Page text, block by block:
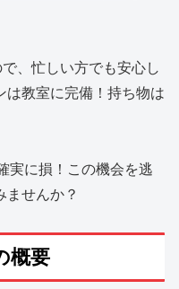
、忙しい方でも安心し
は教室に完備！持ち物は
実に損！この機会を逃
ませんか？
概要